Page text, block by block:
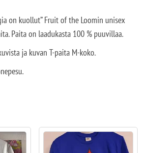
on kuollut” Fruit of the Loomin unisex
Paita on laadukasta 100 % puuvillaa.
ja kuvan T-paita M-koko.